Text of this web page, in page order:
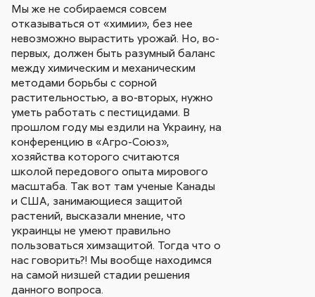
Мы же не собираемся совсем
отказываться от «химии», без нее
невозможно вырастить урожай. Но, во-
первых, должен быть разумный баланс
между химическим и механическим
методами борьбы с сорной
растительностью, а во-вторых, нужно
уметь работать с пестицидами. В
прошлом году мы ездили на Украину, на
конференцию в «Агро-Союз»,
хозяйства которого считаются
школой передового опыта мирового
масштаба. Так вот там ученые Канады
и США, занимающиеся защитой
растений, высказали мнение, что
украинцы не умеют правильно
пользоваться химзащитой. Тогда что о
нас говорить?! Мы вообще находимся
на самой низшей стадии решения
данного вопроса.